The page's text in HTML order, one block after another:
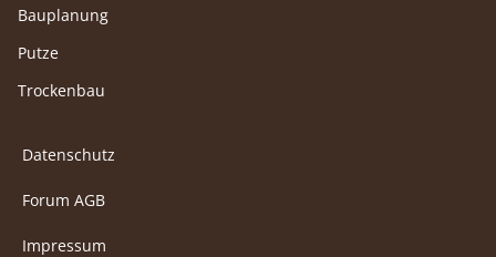
Bauplanung
Putze
Trockenbau
Datenschutz
Forum AGB
Impressum